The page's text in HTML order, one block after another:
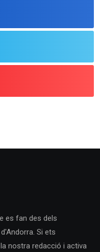
es fan des dels
Si ets
nostra redacció i activa